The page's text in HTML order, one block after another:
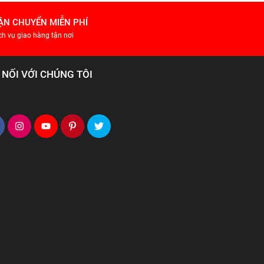
CHUYỂN MIỄN PHÍ
vụ giao hàng tận nơi
VỚI CHÚNG TÔI